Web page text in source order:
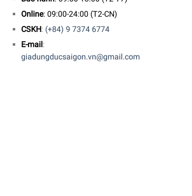
Online: 09:00-24:00 (T2-CN)
CSKH: (+84) 9 7374 6774
E-mail:
giadungducsaigon.vn@gmail.com